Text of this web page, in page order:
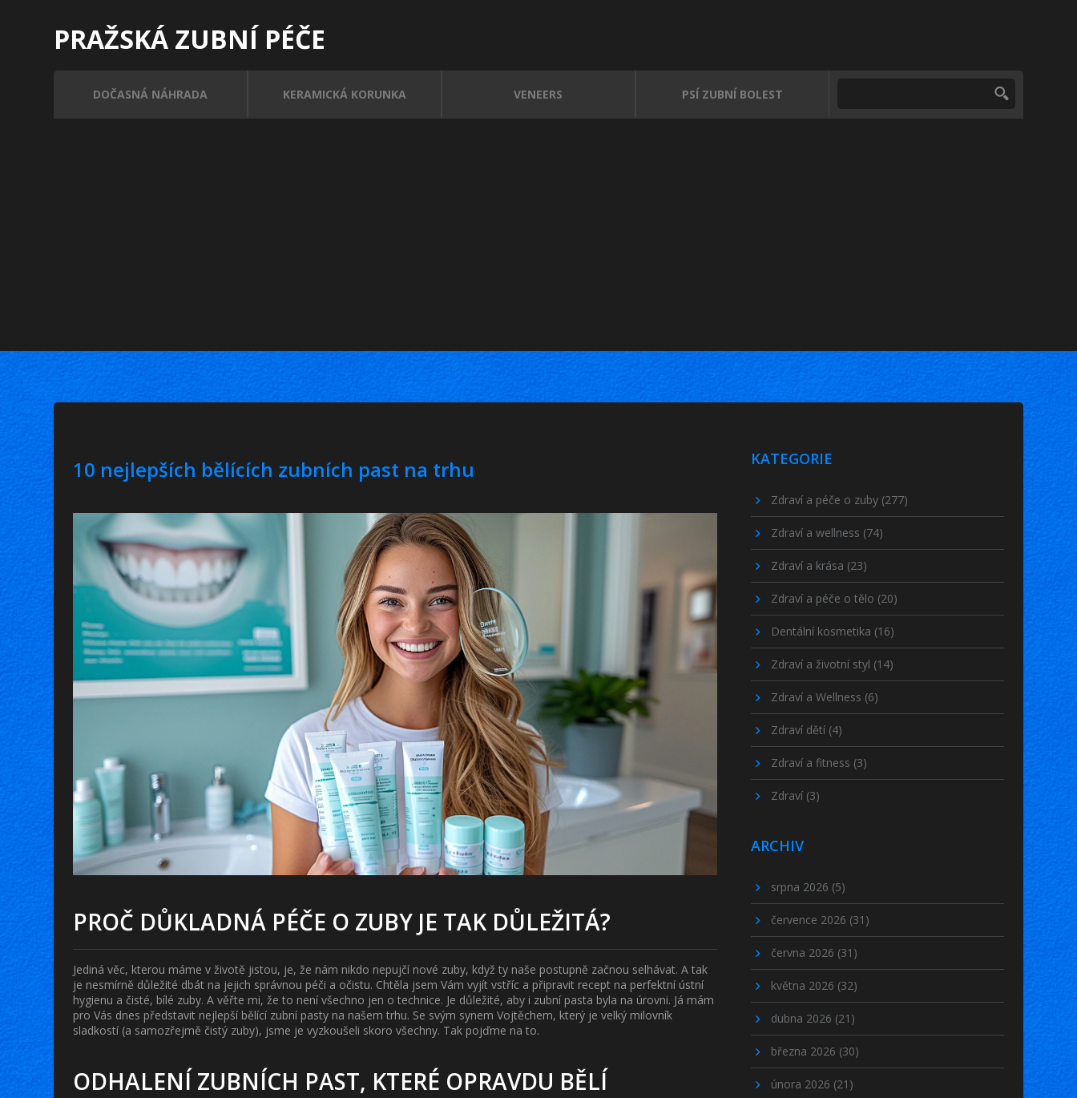
PRAŽSKÁ ZUBNÍ PÉČE
DOČASNÁ NÁHRADA KERAMICKÁ KORUNKA VENEERS PSÍ ZUBNÍ BOLEST
10 nejlepších bělících zubních past na trhu
PROČ DŮKLADNÁ PÉČE O ZUBY JE TAK DŮLEŽITÁ?
Jediná věc, kterou máme v životě jistou, je, že nám nikdo nepujčí nové zuby, když ty naše postupně začnou selhávat. A tak
je nesmírně důležité dbát na jejich správnou péči a očistu. Chtěla jsem Vám vyjít vstříc a připravit recept na perfektní ústní
hygienu a čisté, bílé zuby. A věřte mi, že to není všechno jen o technice. Je důležité, aby i zubní pasta byla na úrovni. Já mám
pro Vás dnes představit nejlepší bělící zubní pasty na našem trhu. Se svým synem Vojtěchem, který je velký milovník
sladkostí (a samozřejmě čistý zuby), jsme je vyzkoušeli skoro všechny. Tak pojďme na to.
ODHALENÍ ZUBNÍCH PAST, KTERÉ OPRAVDU BĚLÍ
KATEGORIE
Zdraví a péče o zuby (277)
Zdraví a wellness (74)
Zdraví a krása (23)
Zdraví a péče o tělo (20)
Dentální kosmetika (16)
Zdraví a životní styl (14)
Zdraví a Wellness (6)
Zdraví dětí (4)
Zdraví a fitness (3)
Zdraví (3)
ARCHIV
srpna 2026 (5)
července 2026 (31)
června 2026 (31)
května 2026 (32)
dubna 2026 (21)
března 2026 (30)
února 2026 (21)